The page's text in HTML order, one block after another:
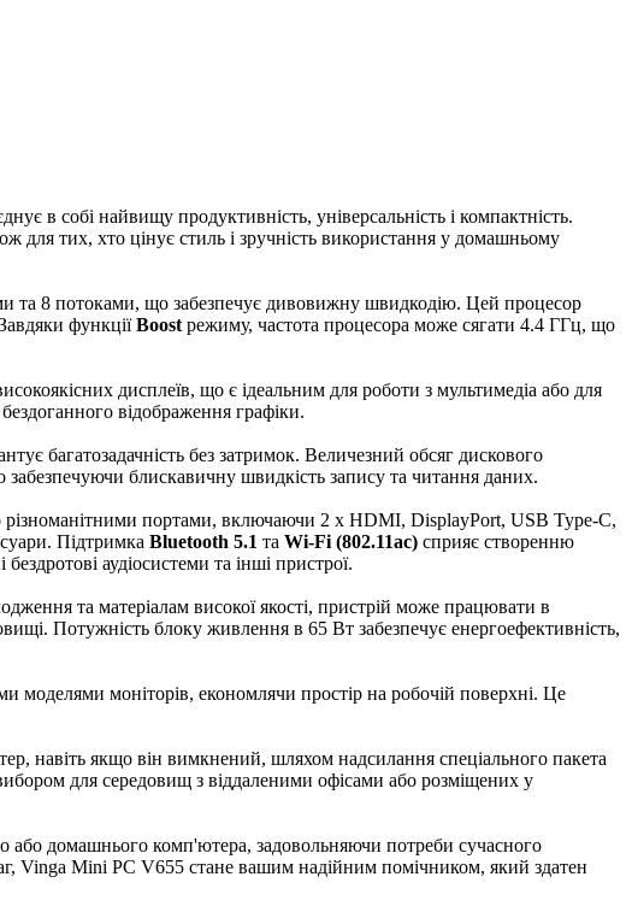
в собі найвищу продуктивність, універсальність і компактність.
для тих, хто цінує стиль і зручність використання у домашньому
та 8 потоками, що забезпечує дивовижну швидкодію. Цей процесор
функціїBoost режиму, частота процесора може сягати 4.4 ГГц, що
дисплеїв, що є ідеальним для роботи з мультимедіа або для
відображення графіки.
багатозадачність без затримок. Величезний обсяг дискового
забезпечуючи блискавичну швидкість запису та читання даних.
портами, включаючи 2 x HDMI, DisplayPort, USB Type-C,
Підтримка Bluetooth 5.1 та Wi-Fi (802.11ac) сприяє створенню
аудіосистеми та інші пристрої.
та матеріалам високої якості, пристрій може працювати в
Потужність блоку живлення в 65 Вт забезпечує енергоефективність,
моделями моніторів, економлячи простір на робочій поверхні. Це
навіть якщо він вимкнений, шляхом надсилання спеціального пакета
для середовищ з віддаленими офісами або розміщених у
або домашнього комп'ютера, задовольняючи потреби сучасного
Vinga Mini PC V655 стане вашим надійним помічником, який здатен